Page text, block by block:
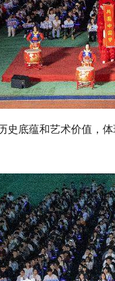
史底蕴和艺术价值，